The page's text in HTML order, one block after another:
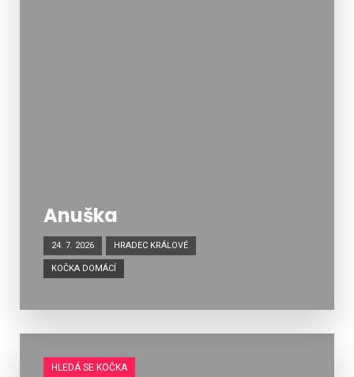
Anuška
24. 7. 2026 HRADEC KRÁLOVÉ
KOČKA DOMÁCÍ
HLEDÁ SE KOČKA